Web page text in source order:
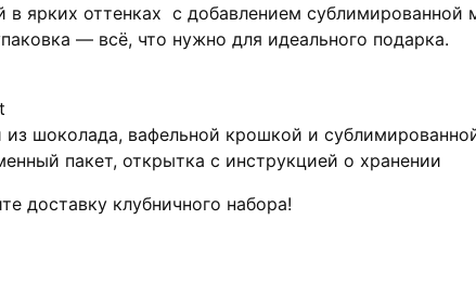
в ярких оттенках с добавлением сублимированной
— всё, что нужно для идеального подарка.
шоколада, вафельной крошкой и
пакет, открытка с инструкцией о хранении
доставку клубничного набора!